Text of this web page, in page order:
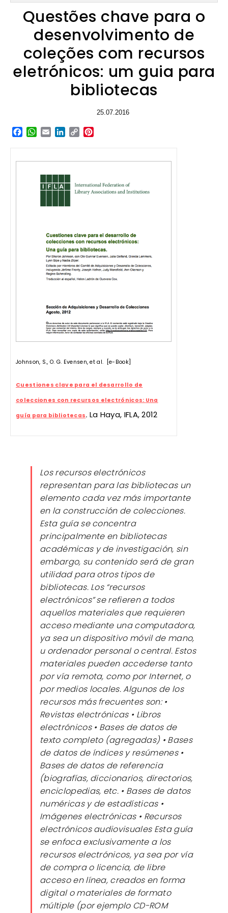
Questões chave para o
desenvolvimento de
coleções com recursos
eletrónicos: um guia para
bibliotecas
25.07.2016
Facebook
WhatsApp
EmailLinkedIn
Copy
Johnson, S., O. G. Evensen, et al. [e-Book]
Cuestiones clave para el desarrollo de
colecciones con recursos electrónicos: Una
guía para bibliotecas. La Haya, IFLA, 2012
Los recursos electrónicos
representan para las bibliotecas un
elemento cada vez más importante
en la construcción de colecciones.
Esta guía se concentra
principalmente en bibliotecas
académicas y de investigación, sin
embargo, su contenido será de gran
utilidad para otros tipos de
bibliotecas. Los “recursos
electrónicos” se refieren a todos
aquellos materiales que requieren
acceso mediante una computadora,
ya sea un dispositivo móvil de mano,
u ordenador personal o central. Estos
materiales pueden accederse tanto
por vía remota, como por Internet, o
por medios locales. Algunos de los
recursos más frecuentes son: •
Revistas electrónicas • Libros
electrónicos • Bases de datos de
texto completo (agregadas) • Bases
de datos de índices y resúmenes •
Bases de datos de referencia
(biografías, diccionarios, directorios,
enciclopedias, etc. • Bases de datos
numéricas y de estadísticas •
Imágenes electrónicas • Recursos
electrónicos audiovisuales Esta guía
se enfoca exclusivamente a los
recursos electrónicos, ya sea por vía
de compra o licencia, de libre
acceso en línea, creados en forma
digital o materiales de formato
múltiple (por ejemplo CD-ROM